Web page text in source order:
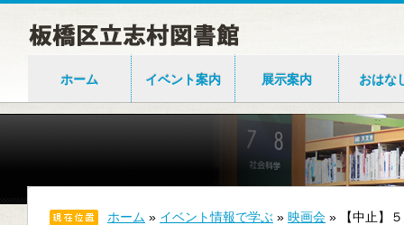
ホーム イベント案内 展示案内 おはな
ホーム » イベント情報で学ぶ » 映画会 » 【中止】